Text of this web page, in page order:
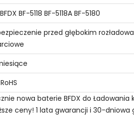
BF-5118 BF-5118A BF-5180
przed głębokim
nowa baterie BFDX do Ładowania
ceny! 1 lata gwarancji i 30-